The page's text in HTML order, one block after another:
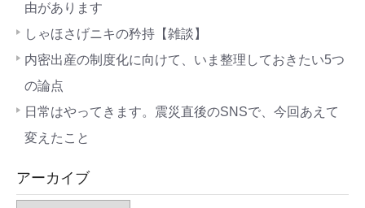
由があります
しゃほさげニキの矜持【雑談】
内密出産の制度化に向けて、いま整理しておきたい5つ
の論点
日常はやってきます。震災直後のSNSで、今回あえて
変えたこと
アーカイブ